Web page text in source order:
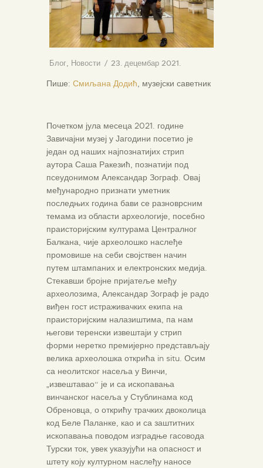
Блог, Новости 23. децембар 2021.
Пише: Смиљана Додић, музејски саветник
Почетком јула месеца 2021. године
Завичајни музеј у Јагодини посетио је
један од наших најпознатијих стрип
аутора Саша Ракезић, познатији под
псеудонимом Александар Зограф. Овај
међународно признати уметник
последњих година бави се разноврсним
темама из области археологије, посебно
праисторијским културама Централног
Балкана, чије археолошко наслеђе
промовише на себи својствен начин
путем штампаних и електронских медија.
Стекавши бројне пријатеље међу
археолозима, Александар Зограф је радо
виђен гост истраживачких екипа на
праисторијским налазиштима, па нам
његови теренски извештаји у стрип
форми неретко премијерно представљају
велика археолошка открића in situ. Осим
са неолитског насеља у Винчи,
„извештавао“ је и са ископавања
винчанског насеља у Стублинама код
Обреновца, о открићу трачких двоколица
код Беле Паланке, као и са заштитних
ископавања поводом изградње гасовода
Турски ток, увек указујући на опасност и
штету коју културном наслеђу наносе